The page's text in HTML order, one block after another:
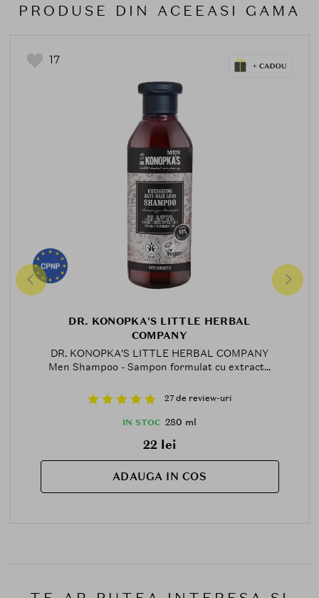
PRODUSE DIN ACEEASI GAMA
17
DR. KONOPKA'S LITTLE HERBAL
COMPANY
DR. KONOPKA'S LITTLE HERBAL COMPANY
Men Shampoo - Sampon formulat cu extract...
27 de review-uri
IN STOC 280 ml
22 lei
ADAUGA IN COS